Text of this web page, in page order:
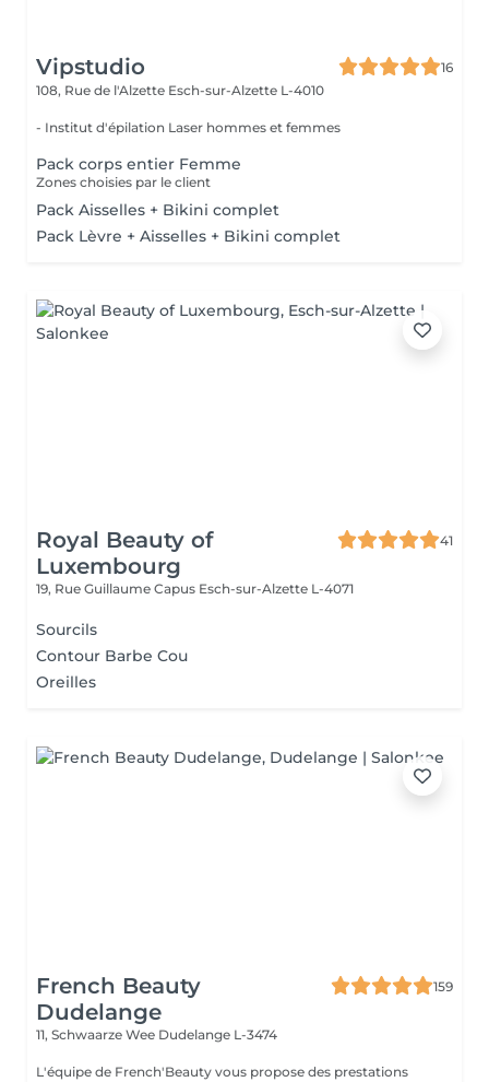
Vipstudio
16
108, Rue de l'Alzette Esch-sur-Alzette L-4010
- Institut d'épilation Laser hommes et femmes
Pack corps entier Femme
Zones choisies par le client
Pack Aisselles + Bikini complet
Pack Lèvre + Aisselles + Bikini complet
Royal Beauty of
Luxembourg
41
19, Rue Guillaume Capus Esch-sur-Alzette L-4071
Sourcils
Contour Barbe Cou
Oreilles
French Beauty
Dudelange
159
11, Schwaarze Wee Dudelange L-3474
L'équipe de French'Beauty vous propose des prestations